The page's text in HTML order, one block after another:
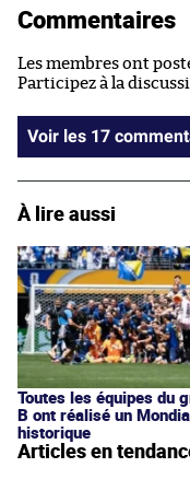
Commentaires
Les membres ont
Participez à la
Voir les 17
À lire aussi
Toutes les équipes du
B ont réalisé un
historique
Articles en